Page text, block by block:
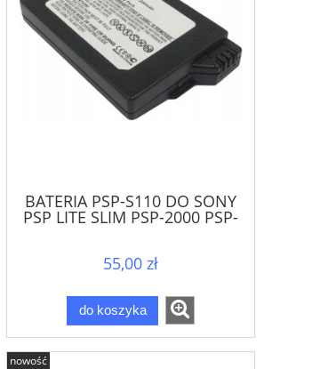
BATERIA PSP-S110 DO SONY
PSP LITE SLIM PSP-2000 PSP-
55,00 zł
do koszyka
nowość